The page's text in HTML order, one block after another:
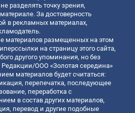
разделять точку зрения,
За достоверность
в рекламных материалах,
материалов размещенных на этом
на страницу этого сайта,
другого упоминания, но без
ООО «Золотая середина»
материалов будет считаться:
перепечатка, последующее
переработка с
в состав других материалов,
перевод и другие подобные